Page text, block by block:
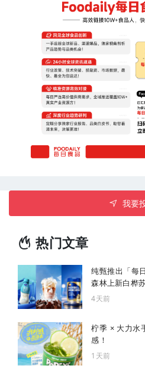
我要
热门文章
纯甄推出「每
森林上新白桦
4天前
柠季 × 大力水
感！
1天前